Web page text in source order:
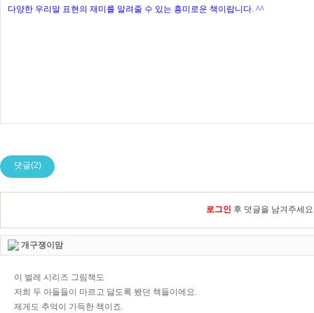
다양한 우리말 표현의 재미를 알려줄 수 있는 흥미로운 책이랍니다. ^^
댓글(2)
로그인 후 덧글을 남겨주세요
개구쟁이맘
이 벌레 시리즈 그림책도
저희 두 아들들이 마르고 닳도록 봤던 책들이에요.
제게도 추억이 가득한 책이죠.